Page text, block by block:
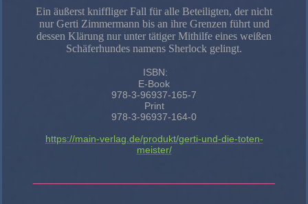
Ein äußerst kniffliger Fall für alle Beteiligten, der nicht
nur Gerti Zimmermann bis an ihre Grenzen führt und
dessen Klärung nur unter tätiger Mithilfe eines weißen
Schäferhundes namens Sherlock gelingt.
ISBN:
E-Book
978-3-96937-165-7
Print
978-3-96937-164-0
https://main-verlag.de/produkt/gerti-und-die-toten-
meister/